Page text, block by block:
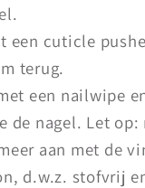
een cuticle
terug.
een nailwipe
de nagel. Let op:
aan met de
d.w.z. stofvrij